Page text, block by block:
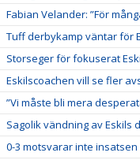
Fabian Velander: ”För
Tuff derbykamp väntar för
Storseger för fokuserat
Eskilscoachen vill se fler
”Vi måste bli mera
Sagolik vändning av Eskils
0-3 motsvarar inte insatsen